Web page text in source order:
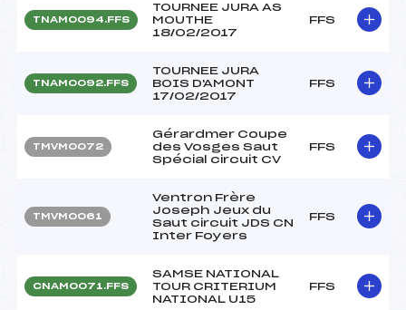
TNAM0094.FFS
TOURNEE JURA AS
MOUTHE
18/02/2017
FFS
TNAM0092.FFS
TOURNEE JURA
BOIS D'AMONT
17/02/2017
FFS
TMVM0072
Gérardmer Coupe
des Vosges Saut
Spécial circuit CV
FFS
TMVM0061
Ventron Frère
Joseph Jeux du
Saut circuit JDS CN
Inter Foyers
FFS
CNAM0071.FFS
SAMSE NATIONAL
TOUR CRITERIUM
NATIONAL U15
FFS